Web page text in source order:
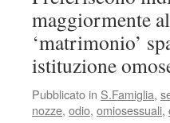
maggiormente
‘matrimonio’
istituzione
Pubblicato in S.Famiglia,
nozze, odio, omiosessuali,